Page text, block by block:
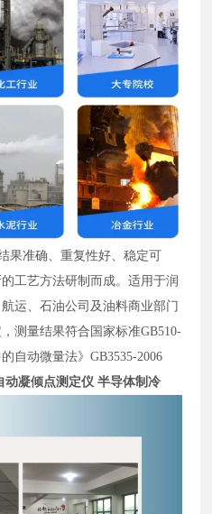
果准确、重复性好、稳定可
工艺方法研制而成。适用于润
运、石油公司及油料商业部门
测量结果符合国家标准GB510-
的自动微量法》GB3535-2006
动凝倾点测定仪 半导体制冷